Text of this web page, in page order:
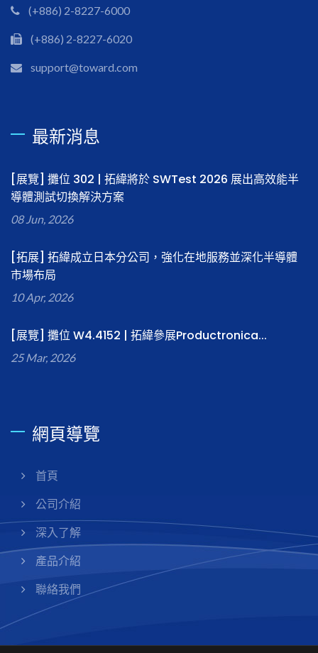
(+886) 2-8227-6000
(+886) 2-8227-6020
support@toward.com
最新消息
[展覽] 攤位 302 | 拓緯將於 SWTest 2026 展出高效能半
導體測試切換解決方案
08 Jun, 2026
[拓展] 拓緯成立日本分公司，強化在地服務並深化半導體
市場布局
10 Apr, 2026
[展覽] 攤位 W4.4152 | 拓緯參展Productronica...
25 Mar, 2026
網頁導覽
首頁
公司介紹
深入了解
產品介紹
聯絡我們